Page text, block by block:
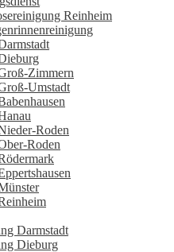
Reinheim
Zimmern
Umstadt
Roden
Roden
Darmstadt
Dieburg